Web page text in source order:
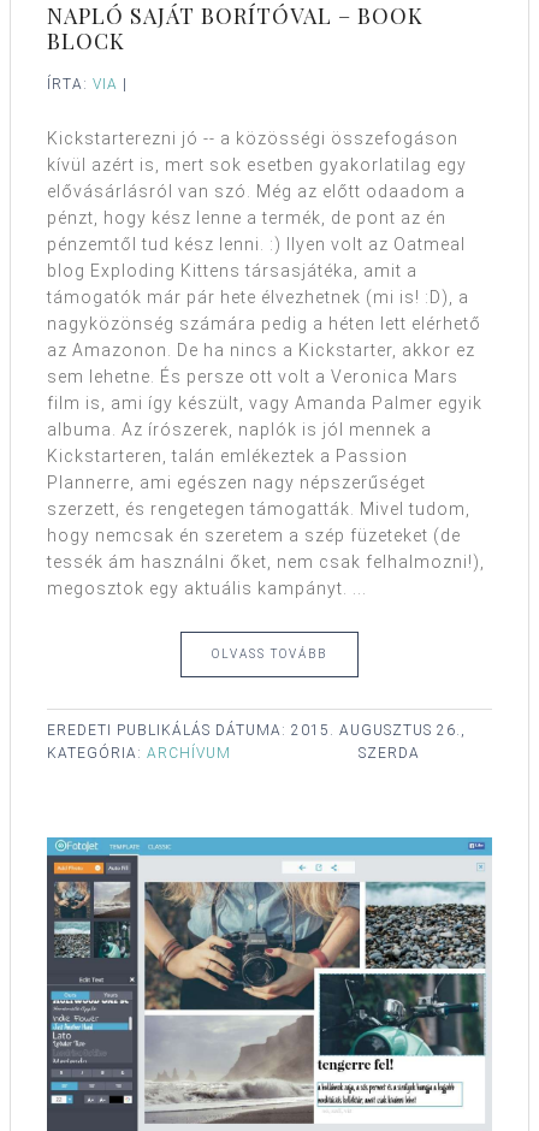
NAPLÓ SAJÁT BORÍTÓVAL – BOOK
BLOCK
ÍRTA: VIA
Kickstarterezni jó -- a közösségi összefogáson
kívül azért is, mert sok esetben gyakorlatilag egy
elővásárlásról van szó. Még az előtt odaadom a
pénzt, hogy kész lenne a termék, de pont az én
pénzemtől tud kész lenni. :) Ilyen volt az Oatmeal
blog Exploding Kittens társasjátéka, amit a
támogatók már pár hete élvezhetnek (mi is! :D), a
nagyközönség számára pedig a héten lett elérhető
az Amazonon. De ha nincs a Kickstarter, akkor ez
sem lehetne. És persze ott volt a Veronica Mars
film is, ami így készült, vagy Amanda Palmer egyik
albuma. Az írószerek, naplók is jól mennek a
Kickstarteren, talán emlékeztek a Passion
Plannerre, ami egészen nagy népszerűséget
szerzett, és rengetegen támogatták. Mivel tudom,
hogy nemcsak én szeretem a szép füzeteket (de
tessék ám használni őket, nem csak felhalmozni!),
megosztok egy aktuális kampányt. ...
OLVASS TOVÁBB
EREDETI PUBLIKÁLÁS DÁTUMA: 2015. AUGUSZTUS 26.,
SZERDA
KATEGÓRIA: ARCHÍVUM